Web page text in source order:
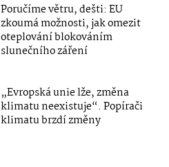
Poručíme větru, dešti: EU
zkoumá možnosti, jak omezit
oteplování blokováním
slunečního záření
„Evropská unie lže, změna
klimatu neexistuje“. Popírači
klimatu brzdí změny